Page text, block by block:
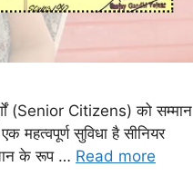
(Senior Citizens) को सम्मान
महत्वपूर्ण सुविधा है सीनियर
के रूप … Read more